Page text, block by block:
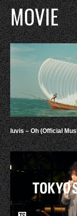
MOVIE
luvis – Oh (Official